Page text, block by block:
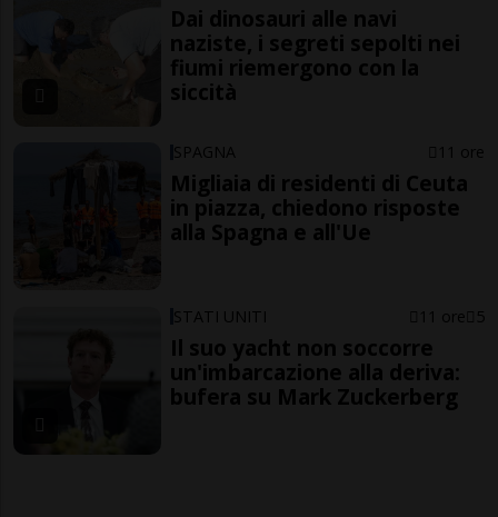
Dai dinosauri alle navi
naziste, i segreti sepolti nei
fiumi riemergono con la
siccità
SPAGNA 11 ore
Migliaia di residenti di Ceuta
in piazza, chiedono risposte
alla Spagna e all'Ue
STATI UNITI 11 ore 5
Il suo yacht non soccorre
un'imbarcazione alla deriva:
bufera su Mark Zuckerberg